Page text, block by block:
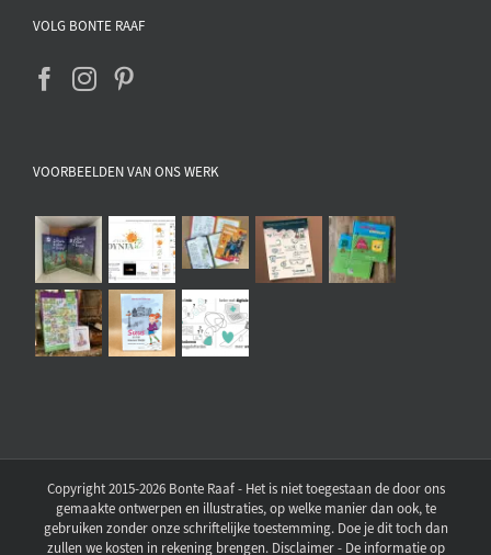
VOLG BONTE RAAF
VOORBEELDEN VAN ONS WERK
Copyright 2015-2026 Bonte Raaf - Het is niet toegestaan de door ons
gemaakte ontwerpen en illustraties, op welke manier dan ook, te
gebruiken zonder onze schriftelijke toestemming. Doe je dit toch dan
zullen we kosten in rekening brengen. Disclaimer - De informatie op